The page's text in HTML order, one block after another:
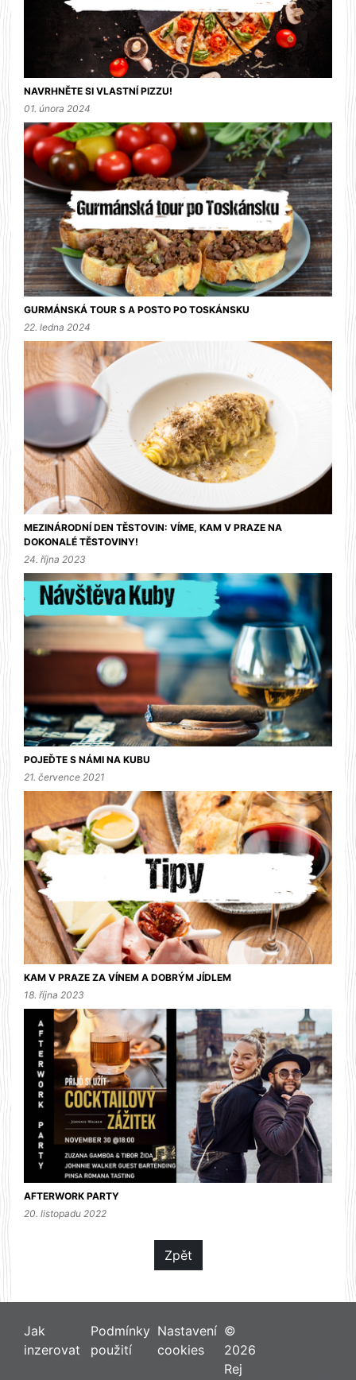
NAVRHNĚTE SI VLASTNÍ PIZZU!
01. února 2024
GURMÁNSKÁ TOUR S A POSTO PO TOSKÁNSKU
22. ledna 2024
MEZINÁRODNÍ DEN TĚSTOVIN: VÍME, KAM V PRAZE NA
DOKONALÉ TĚSTOVINY!
24. října 2023
POJEĎTE S NÁMI NA KUBU
21. července 2021
KAM V PRAZE ZA VÍNEM A DOBRÝM JÍDLEM
18. října 2023
AFTERWORK PARTY
20. listopadu 2022
Zpět
Jak
inzerovat
Podmínky
použití
Nastavení
cookies
©
2026
Rej